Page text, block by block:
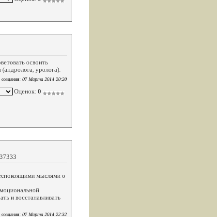
освоить
уролога).
07 Марта 2014 20:20
Оценок: 0
мыслями о
и восстанавливать
07 Марта 2014 22:32